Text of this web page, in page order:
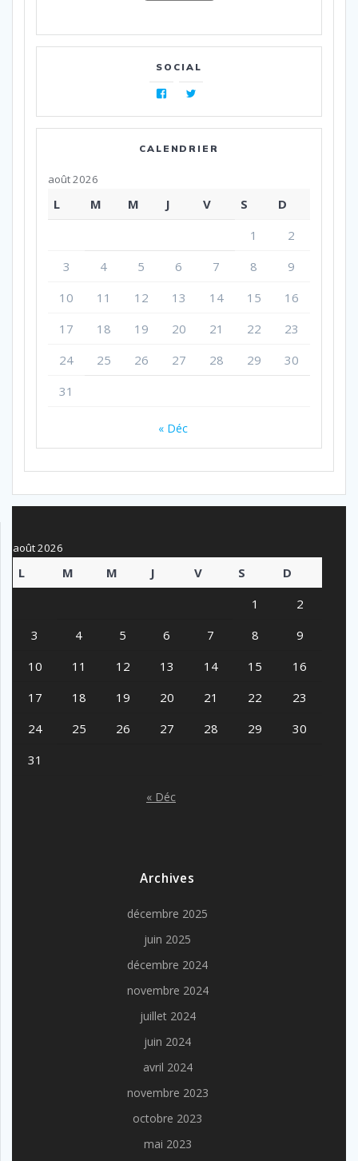
SOCIAL
Facebook
CALENDRIER
août 2026
L M M J V S
D
1
2
3
4 5 6 7 8
9
10
11 12 13 14 15
16
17
18 19 20 21 22
23
24
25 26 27 28 29
30
31
« Déc
août 2026
L M M J V S
D
1
2
3
4 5 6 7 8
9
10
11 12 13 14 15
16
17
18 19 20 21 22
23
24
25 26 27 28 29
30
31
« Déc
Archives
décembre 2025
juin 2025
décembre 2024
novembre 2024
juillet 2024
juin 2024
avril 2024
novembre 2023
octobre 2023
mai 2023